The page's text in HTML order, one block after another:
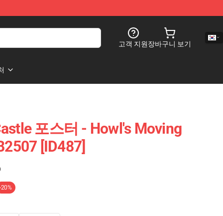
고객 지원장바구니 보기
포스터 - Howl's Moving
[ID487]
-20%